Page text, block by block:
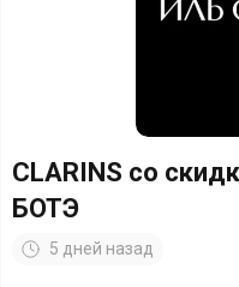
CLARINS со
БОТЭ
5 дней назад